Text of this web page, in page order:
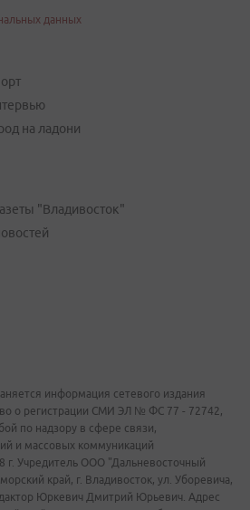
данных
на ладони
"Владивосток"
информация сетевого издания
о регистрации СМИ ЭЛ № ФС 77 - 72742,
по надзору в сфере связи,
и массовых коммуникаций
г. Учредитель ООО "Дальневосточный
край, г. Владивосток, ул. Уборевича,
Юркевич Дмитрий Юрьевич. Адрес